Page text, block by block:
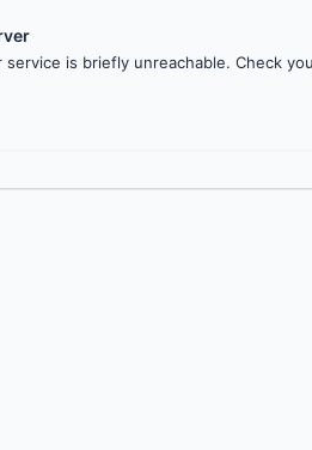
is briefly unreachable. Check